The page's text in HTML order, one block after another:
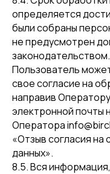
определяется
были собраны
не предусмотрен
законодательством.
Пользователь
свое согласие на
направив
электронной почты
Оператора
«Отзыв согласия на
данных».
8.5. Вся
Пн–пт с 9:00 до 18:00
Москва
+7 (499) 348-
info@birchelastomer.com
ООО «УК «ВМ»
Юридический адрес: 105203,